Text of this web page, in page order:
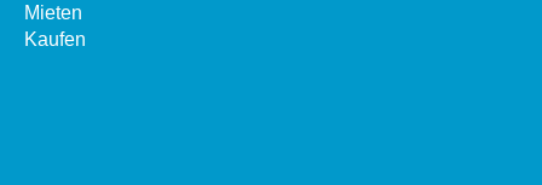
Mieten
Kaufen